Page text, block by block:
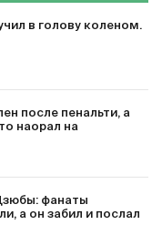
в голову коленом.
после пенальти, а
наорал на
фанаты
а он забил и послал